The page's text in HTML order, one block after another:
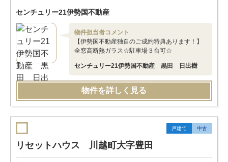
センチュリー21伊勢国不動産
物件担当者コメント
【伊勢国不動産独自のご成約特典あります！】
全窓高断熱ガラス☆駐車場３台可☆
センチュリー21伊勢国不動産 黒田 日出樹
物件を詳しく見る
戸建て 中古
リセットハウス 川越町大字豊田